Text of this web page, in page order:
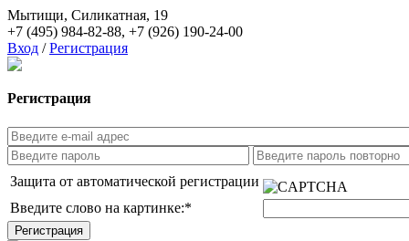
Мытищи, Силикатная, 19
+7 (495) 984-82-88, +7 (926) 190-24-00
Вход / Регистрация
Регистрация
Защита от автоматической регистрации
Введите слово на картинке:*